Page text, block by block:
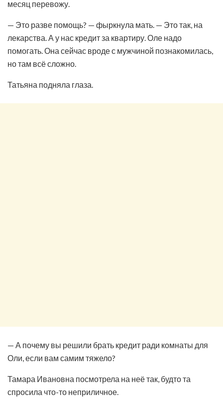
месяц перевожу.
— Это разве помощь? — фыркнула мать. — Это так, на
лекарства. А у нас кредит за квартиру. Оле надо
помогать. Она сейчас вроде с мужчиной познакомилась,
но там всё сложно.
Татьяна подняла глаза.
— А почему вы решили брать кредит ради комнаты для
Оли, если вам самим тяжело?
Тамара Ивановна посмотрела на неё так, будто та
спросила что-то неприличное.